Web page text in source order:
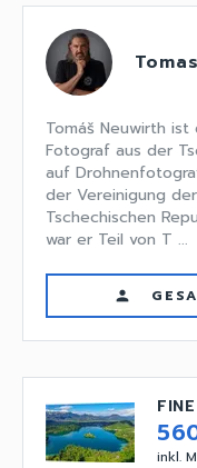
Tomáš Neuwirth
Fotograf aus der
auf
der Vereinigung
Tschechischen
war er Teil von T ...
person
inkl.